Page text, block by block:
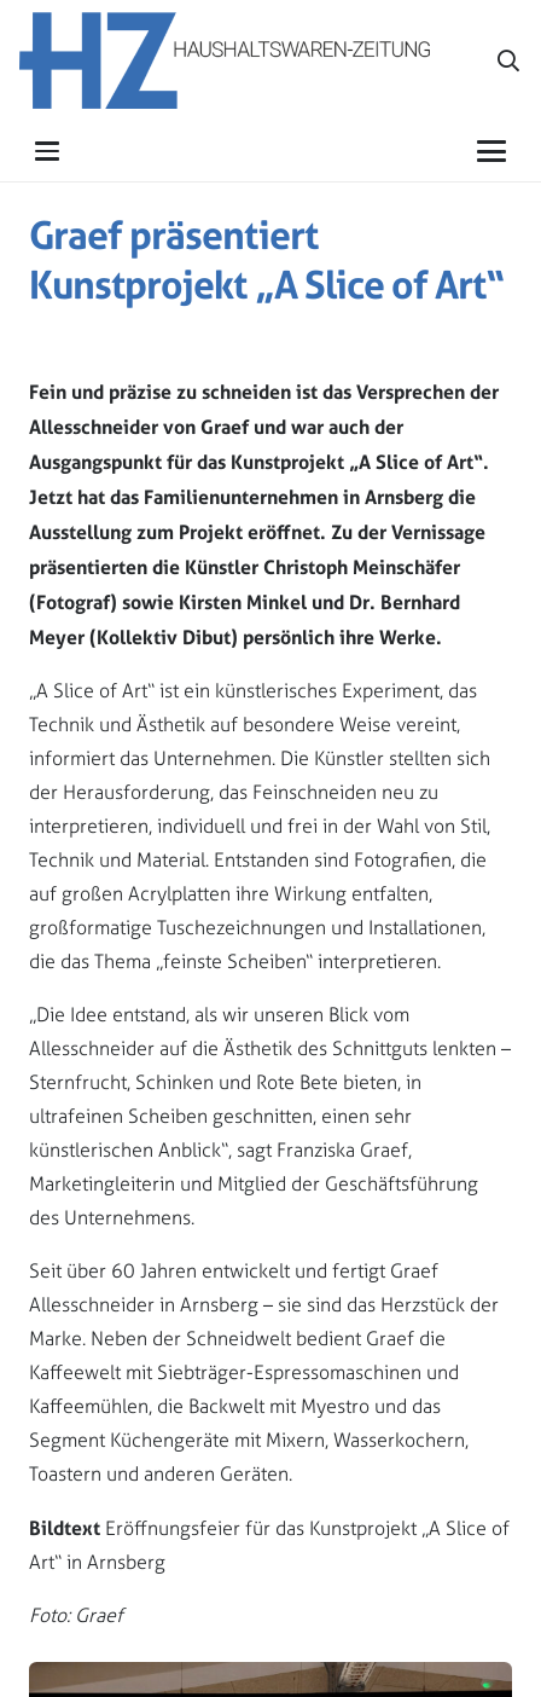
Graef präsentiert
Kunstprojekt „A Slice of Art“
Fein und präzise zu schneiden ist das Versprechen der
Allesschneider von Graef und war auch der
Ausgangspunkt für das Kunstprojekt „A Slice of Art“.
Jetzt hat das Familienunternehmen in Arnsberg die
Ausstellung zum Projekt eröffnet. Zu der Vernissage
präsentierten die Künstler Christoph Meinschäfer
(Fotograf) sowie Kirsten Minkel und Dr. Bernhard
Meyer (Kollektiv Dibut) persönlich ihre Werke.
„A Slice of Art“ ist ein künstlerisches Experiment, das
Technik und Ästhetik auf besondere Weise vereint,
informiert das Unternehmen. Die Künstler stellten sich
der Herausforderung, das Feinschneiden neu zu
interpretieren, individuell und frei in der Wahl von Stil,
Technik und Material. Entstanden sind Fotografien, die
auf großen Acrylplatten ihre Wirkung entfalten,
großformatige Tuschezeichnungen und Installationen,
die das Thema „feinste Scheiben“ interpretieren.
„Die Idee entstand, als wir unseren Blick vom
Allesschneider auf die Ästhetik des Schnittguts lenkten –
Sternfrucht, Schinken und Rote Bete bieten, in
ultrafeinen Scheiben geschnitten, einen sehr
künstlerischen Anblick“, sagt Franziska Graef,
Marketingleiterin und Mitglied der Geschäftsführung
des Unternehmens.
Seit über 60 Jahren entwickelt und fertigt Graef
Allesschneider in Arnsberg – sie sind das Herzstück der
Marke. Neben der Schneidwelt bedient Graef die
Kaffeewelt mit Siebträger-Espressomaschinen und
Kaffeemühlen, die Backwelt mit Myestro und das
Segment Küchengeräte mit Mixern, Wasserkochern,
Toastern und anderen Geräten.
Bildtext Eröffnungsfeier für das Kunstprojekt „A Slice of
Art“ in Arnsberg
Foto: Graef